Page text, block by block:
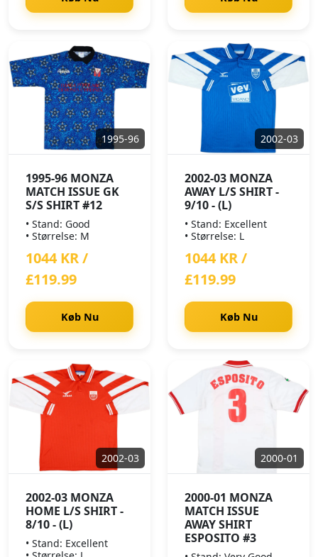
1995-96
1995-96 MONZA
MATCH ISSUE GK
S/S SHIRT #12
• Stand: Good
• Størrelse: M
1044 KR /
£119.99
Køb Nu
2002-03
2002-03 MONZA
AWAY L/S SHIRT -
9/10 - (L)
• Stand: Excellent
• Størrelse: L
1044 KR /
£119.99
Køb Nu
2002-03
2002-03 MONZA
HOME L/S SHIRT -
8/10 - (L)
• Stand: Excellent
2000-01
2000-01 MONZA
MATCH ISSUE
AWAY SHIRT
ESPOSITO #3